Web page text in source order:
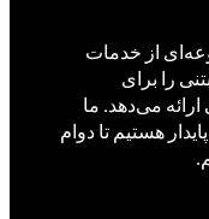
از خدمات
را برای
می‌دهد. ما
هستیم تا دوام